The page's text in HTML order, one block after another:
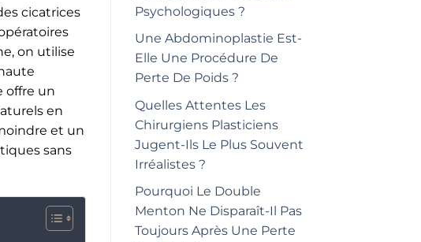
cicatrices
on utilise
offre un
en
et un
sans
Psychologiques ?
Une Abdominoplastie Est-
Elle Une Procédure De
Perte De Poids ?
Quelles Attentes Les
Chirurgiens Plasticiens
Jugent-Ils Le Plus Souvent
Irréalistes ?
Pourquoi Le Double
Menton Ne Disparaît-Il Pas
Toujours Après Une Perte